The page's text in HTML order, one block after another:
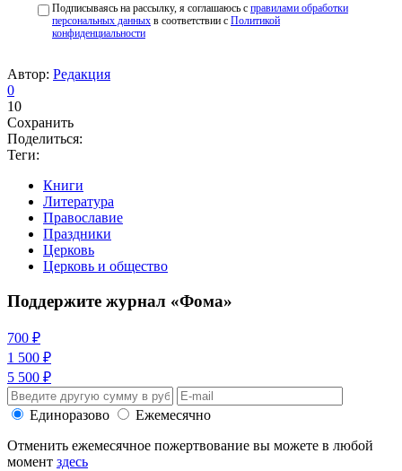
Подписываясь на рассылку, я соглашаюсь с правилами обработки
персональных данных в соответствии с Политикой
конфиденциальности
Автор: Редакция
0
10
Сохранить
Поделиться:
Теги:
Книги
Литература
Православие
Праздники
Церковь
Церковь и общество
Поддержите журнал «Фома»
700 ₽
1 500 ₽
5 500 ₽
Единоразово
Ежемесячно
Отменить ежемесячное пожертвование вы можете в любой
момент здесь